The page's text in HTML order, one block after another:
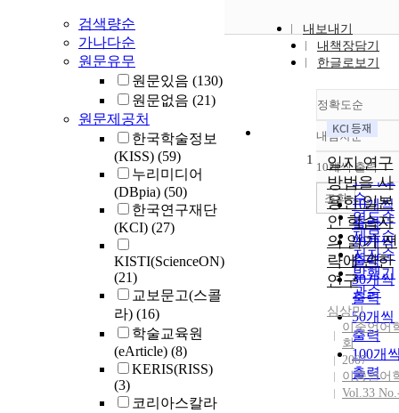
검색량순
가나다순
원문유무
원문있음 (130)
원문없음 (21)
원문제공처
한국학술정보
(KISS) (59)
누리미디어
(DBpia) (50)
한국연구재단
(KCI) (27)
KISTI(ScienceON)
(21)
교보문고(스콜
라) (16)
학술교육원
(eArticle) (8)
KERIS(RISS)
(3)
코리아스칼라
내보내기
내책장담기
한글로보기
정확도순
정확도
순
인기도
순
연도순
제목순
저자순
발행기
관순
내림차순
내림차
10개씩 출력
10개씩
출력
20개씩
출력
30개씩
출력
50개씩
출력
100개
출력
조회
1
일지 연구
방법을 사
용한 일본
인 학습자
의 읽기 전
략에 관한
연구
심상민
이중언어
회
2007
이중언어
Vol.33